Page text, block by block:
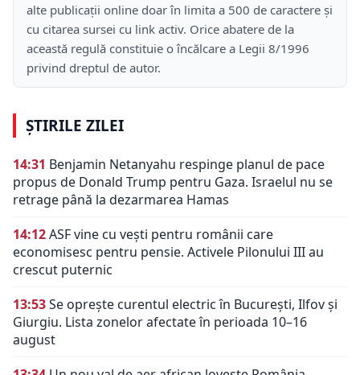
alte publicații online doar în limita a 500 de caractere și
cu citarea sursei cu link activ. Orice abatere de la
această regulă constituie o încălcare a Legii 8/1996
privind dreptul de autor.
ȘTIRILE ZILEI
14:31 Benjamin Netanyahu respinge planul de pace
propus de Donald Trump pentru Gaza. Israelul nu se
retrage până la dezarmarea Hamas
14:12ASF vine cu vești pentru românii care
economisesc pentru pensie. Activele Pilonului III au
crescut puternic
13:53Se oprește curentul electric în București, Ilfov și
Giurgiu. Lista zonelor afectate în perioada 10–16
august